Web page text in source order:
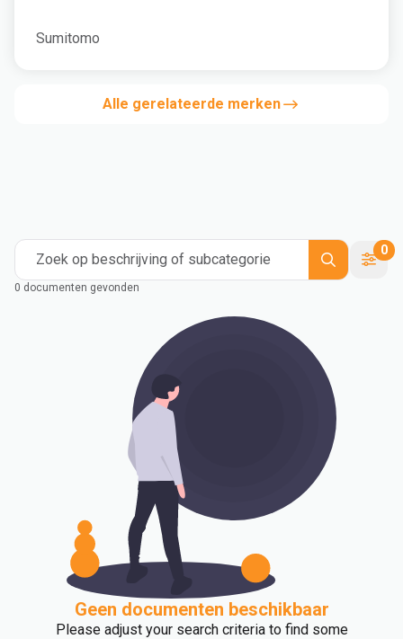
Sumitomo
Alle gerelateerde merken
Zoek op beschrijving of subcategorie
0
0 documenten gevonden
Geen documenten beschikbaar
Please adjust your search criteria to find some